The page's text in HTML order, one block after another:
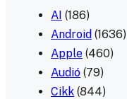
AI (186)
Android (1636)
Apple (460)
Audió (79)
Cikk (844)